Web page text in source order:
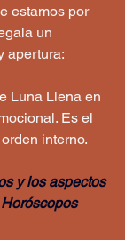
estamos por
un
apertura:
Luna Llena en
Es el
interno.
y los aspectos